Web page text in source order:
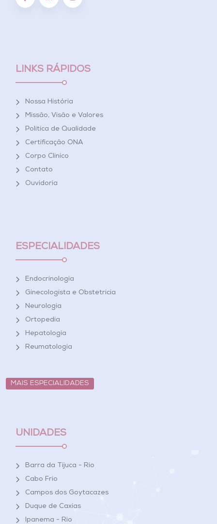
LINKS RÁPIDOS
Nossa História
Missão, Visão e Valores
Política de Qualidade
Certificação ONA
Corpo Clínico
Contato
Ouvidoria
ESPECIALIDADES
Endocrinologia
Ginecologista e Obstetrícia
Neurologia
Ortopedia
Hepatologia
Reumatologia
MAIS ESPECIALIDADES
UNIDADES
Barra da Tijuca - Rio
Cabo Frio
Campos dos Goytacazes
Duque de Caxias
Ipanema - Rio